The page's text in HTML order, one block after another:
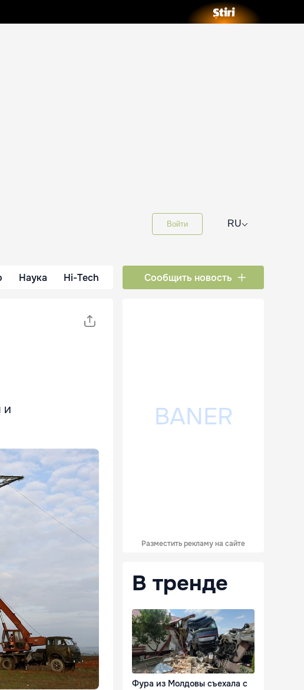
Войти RU⌵
Наука Hi-Tech Сообщить новость
и
Разместить рекламу на сайте
В тренде
Фура из Молдовы съехала с